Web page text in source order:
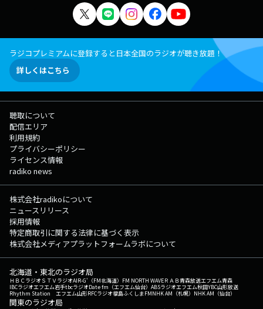
ラジコプレミアムに登録すると日本全国のラジオが聴き放題！
詳しくはこちら
聴取について
配信エリア
利用規約
プライバシーポリシー
ライセンス情報
radiko news
株式会社radikoについて
ニュースリリース
採用情報
特定商取引に関する法律に基づく表示
株式会社メディアプラットフォームラボについて
北海道・東北のラジオ局
ＨＢＣラジオＳＴＶラジオAIR-G'（FM北海道） FM NORTH WAVEＲＡＢ青森放送エフエム青森
IBCラジオエフエム岩手tbcラジオDate fm（エフエム仙台） ABSラジオエフエム秋田YBC山形放送
Rhythm Station エフエム山形RFCラジオ福島ふくしまFMNHK AM（札幌） NHK AM（仙台）
関東のラジオ局